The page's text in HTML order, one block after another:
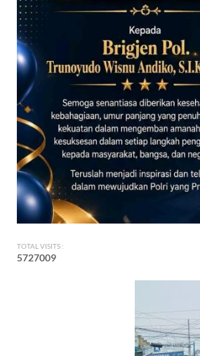
TOTAL VISITS :
5727009